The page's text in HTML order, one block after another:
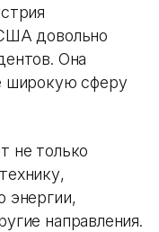
довольно
Она
широкую сферу
не только
энергии,
направления.